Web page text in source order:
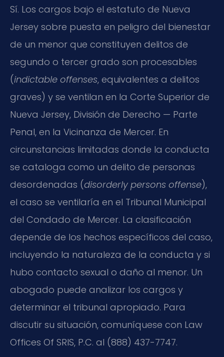
Sí. Los cargos bajo el estatuto de Nueva
Jersey sobre puesta en peligro del bienestar
de un menor que constituyen delitos de
segundo o tercer grado son procesables
(indictable offenses, equivalentes a delitos
graves) y se ventilan en la Corte Superior de
Nueva Jersey, División de Derecho — Parte
Penal, en la Vicinanza de Mercer. En
circunstancias limitadas donde la conducta
se cataloga como un delito de personas
desordenadas (disorderly persons offense),
el caso se ventilaría en el Tribunal Municipal
del Condado de Mercer. La clasificación
depende de los hechos específicos del caso,
incluyendo la naturaleza de la conducta y si
hubo contacto sexual o daño al menor. Un
abogado puede analizar los cargos y
determinar el tribunal apropiado. Para
discutir su situación, comuníquese con Law
Offices Of SRIS, P.C. al (888) 437-7747.